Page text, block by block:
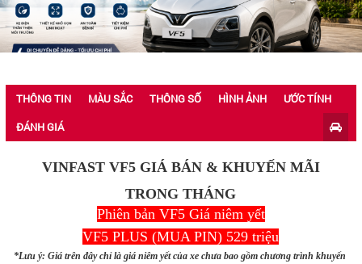
THÔNG TIN MÀU SẮC THÔNG SỐ HÌNH ẢNH
ƯỚC TÍNH
ĐÁNH GIÁ
VINFAST VF5 GIÁ BÁN & KHUYẾN MÃI
TRONG THÁNG
Phiên bản VF5 Giá niêm yết
VF5 PLUS (MUA PIN) 529 triệu
*Lưu ý: Giá trên đây chỉ là giá niêm yết của xe chưa bao gồm chương trình khuyến